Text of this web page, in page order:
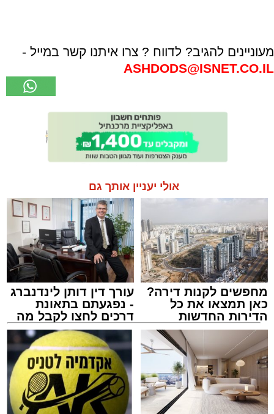
מעוניינים להגיב? לדווח ? צרו איתנו קשר במייל -
ASHDODS@ISNET.CO.IL
אולי יעניין אותך גם
מחפשים לקנות דירה?
כאן תמצאו את כל
הדירות החדשות
למכירה באשדוד >>>
עורך דין דותן לינדנברג
- נפגעתם בתאונת
דרכים לחצו לקבל מה
שמגיע לכם